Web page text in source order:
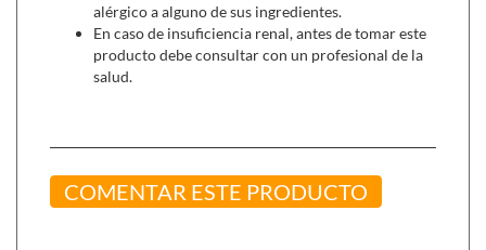
alérgico a alguno de sus ingredientes.
En caso de insuficiencia renal, antes de tomar este
producto debe consultar con un profesional de la
salud.
COMENTAR ESTE PRODUCTO